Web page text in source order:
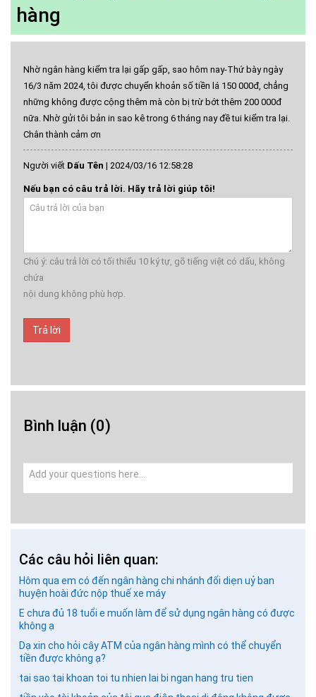
hàng
Nhờ ngân hàng kiểm tra lại gấp gấp, sao hôm nay-Thứ bày ngày
16/3 năm 2024, tôi được chuyển khoản số tiền lá 150 000đ, chẳng
những không được cộng thêm mà còn bị trừ bớt thêm 200 000đ
nữa. Nhờ gửi tôi bản in sao kê trong 6 tháng nay đề tui kiểm tra lại.
Chân thành cảm ơn
Người viết Dấu Tên | 2024/03/16 12:58:28
Nếu bạn có câu trả lời. Hãy trả lời giúp tôi!
Chú ý: câu trả lời có tối thiểu 10 ký tự, gõ tiếng việt có dấu, không
chứa
nội dung không phù hợp.
Trả lời
Bình luận (0)
GỬI BÌNH LUẬN
Các câu hỏi liên quan:
Hôm qua em có đến ngân hàng chi nhánh đối diẹn uỷ ban
huyện hoài đức nộp thuế xe máy
E chưa đủ 18 tuổi e muốn làm để sử dụng ngân hàng có được
không ạ
Dạ xin cho hỏi cây ATM của ngân hàng mình có thể chuyển
tiền được không ạ?
tai sao tai khoan toi tu nhien lai bi ngan hang tru tien